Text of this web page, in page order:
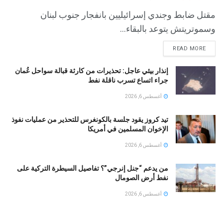
مقتل ضابط وجندي إسرائيليين بانفجار جنوب لبنان
وسموتريتش يتوعد بالبقاء...
READ MORE
إنذار بيئي عاجل: تحذيرات من كارثة قبالة سواحل عُمان
جراء اتساع تسرب ناقلة نفط
أغسطس 6, 2026
تيد كروز يقود جلسة بالكونغرس للتحذير من عمليات نفوذ
الإخوان المسلمين في أمريكا
أغسطس 6, 2026
من يدعم “جنل إنرجي”؟ تفاصيل السيطرة التركية على
نفط أرض الصومال
أغسطس 6, 2026